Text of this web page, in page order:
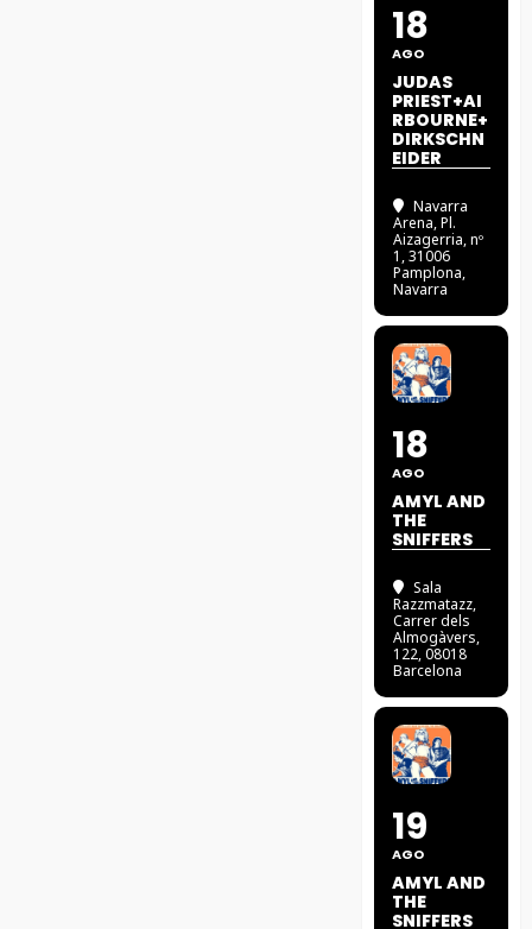
18
AGO
JUDAS
PRIEST+AI
RBOURNE+
DIRKSCHN
EIDER
Navarra
Arena, Pl.
Aizagerria, nº
1, 31006
Pamplona,
Navarra
18
AGO
AMYL AND
THE
SNIFFERS
Sala
Razzmatazz,
Carrer dels
Almogàvers,
122, 08018
Barcelona
19
AGO
AMYL AND
THE
SNIFFERS